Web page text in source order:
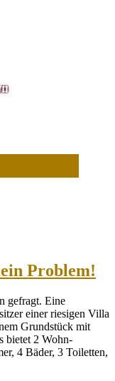
Problem!
gefragt. Eine
einer riesigen Villa
Grundstück mit
bietet 2 Wohn-
4 Bäder, 3 Toiletten,